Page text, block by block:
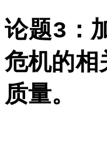
论题3 ：
危机的相
质量。